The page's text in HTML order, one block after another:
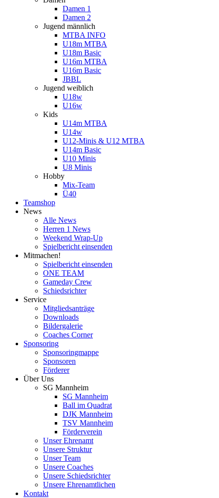
Damen 1
Damen 2
Jugend männlich
MTBA INFO
U18m MTBA
U18m Basic
U16m MTBA
U16m Basic
JBBL
Jugend weiblich
U18w
U16w
Kids
U14m MTBA
U14w
U12-Minis & U12 MTBA
U14m Basic
U10 Minis
U8 Minis
Hobby
Mix-Team
Ü40
Teamshop
News
Alle News
Herren 1 News
Weekend Wrap-Up
Spielbericht einsenden
Mitmachen!
Spielbericht einsenden
ONE TEAM
Gameday Crew
Schiedsrichter
Service
Mitgliedsanträge
Downloads
Bildergalerie
Coaches Corner
Sponsoring
Sponsoringmappe
Sponsoren
Förderer
Über Uns
SG Mannheim
SG Mannheim
Ball im Quadrat
DJK Mannheim
TSV Mannheim
Förderverein
Unser Ehrenamt
Unsere Struktur
Unser Team
Unsere Coaches
Unsere Schiedsrichter
Unsere Ehrenamtlichen
Kontakt